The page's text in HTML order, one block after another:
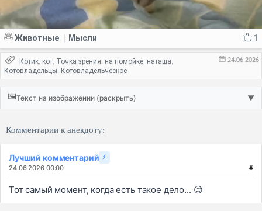
1
Животные Мысли
24.06.2026
Котик, кот, Точка зрения, на помойке, наташа,
Котовладельцы, Котовладельческое
🖼️Текст на изображении (раскрыть) ▼
Комментарии к анекдоту:
Лучший комментарий ⚡
24.06.2026 00:00 #
Тот самый момент, когда есть такое дело... 😊